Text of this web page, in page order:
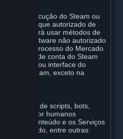
a execução do Steam ou
a menos que autorizado de
não poderá usar métodos de
software não autorizado
qualquer processo do Mercado
de criação de conta do Steam
processos ou interface do
do Steam, exceto na
forma de scripts, bots,
por humanos
com o Conteúdo e os Serviços
incluindo, entre outras: